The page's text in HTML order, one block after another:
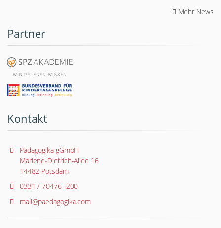
Mehr News
Partner
Kontakt
Pädagogika gGmbH
Marlene-Dietrich-Allee 16
14482 Potsdam
0331 / 70476 -200
mail@paedagogika.com